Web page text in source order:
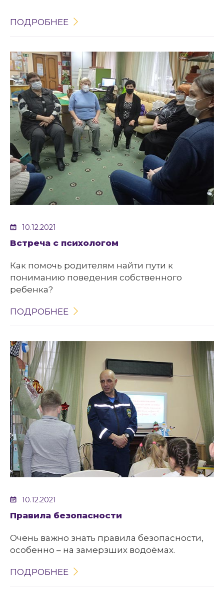
ПОДРОБНЕЕ
10.12.2021
Встреча с психологом
Как помочь родителям найти пути к
пониманию поведения собственного
ребенка?
ПОДРОБНЕЕ
10.12.2021
Правила безопасности
Очень важно знать правила безопасности,
особенно – на замерзших водоёмах.
ПОДРОБНЕЕ